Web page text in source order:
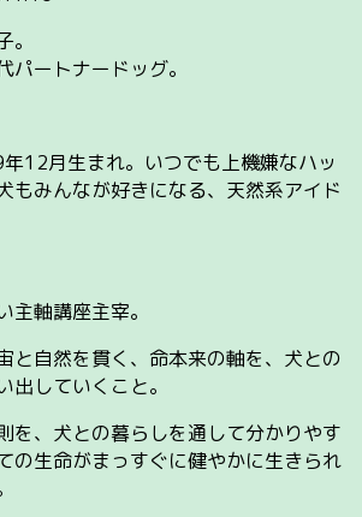
パートナードッグ。
12月生まれ。いつでも上機嫌なハッ
もみんなが好きになる、天然系アイド
主軸講座主宰。
と自然を貫く、命本来の軸を、犬との
出していくこと。
を、犬との暮らしを通して分かりやす
の生命がまっすぐに健やかに生きられ